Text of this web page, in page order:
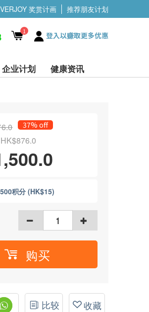
奖赏计画 推荐朋友计划
1 登入以赚取更多优惠
企业计划 健康资讯
37% off
积分 (HK$15)
购买
比较 收藏